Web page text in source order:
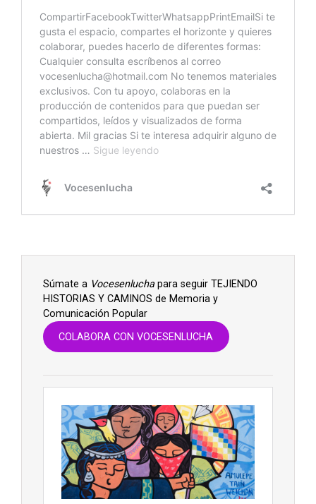
Súmate a Vocesenluchapara seguir TEJIENDO
HISTORIAS Y CAMINOS de Memoria y
Comunicación Popular
COLABORA CON VOCESENLUCHA